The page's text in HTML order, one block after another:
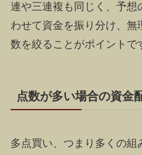
連や三連複も同じく、予想
わせて資金を振り分け、無
数を絞ることがポイントで
点数が多い場合の資金
多点買い、つまり多くの組